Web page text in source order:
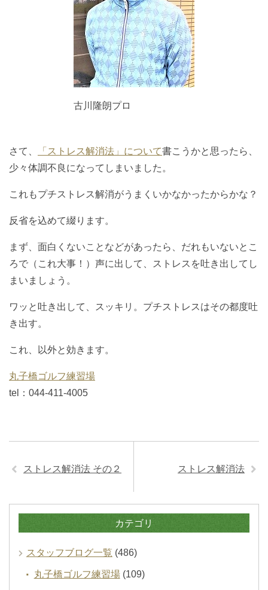
古川隆朗プロ
さて、 「ストレス解消法」について書こうかと思ったら、
少々体調不良になってしまいました。
これもプチストレス解消がうまくいかなかったからかな？
反省を込めて綴ります。
まず、面白くないことなどがあったら、だれもいないとこ
ろで（これ大事！）声に出して、ストレスを吐き出してし
まいましょう。
ワッと吐き出して、スッキリ。プチストレスはその都度吐
き出す。
これ、以外と効きます。
丸子橋ゴルフ練習場
tel：044-411-4005
ストレス解消法 その２ ストレス解消法
カテゴリ
スタッフブログ一覧 (486)
丸子橋ゴルフ練習場(109)